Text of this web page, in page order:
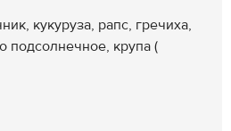
кукуруза, рапс, гречиха,
подсолнечное, крупа (